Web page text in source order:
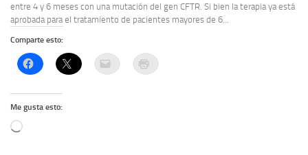
entre 4 y 6 meses con una mutación del gen CFTR. Si bien la terapia ya está
aprobada para el tratamiento de pacientes mayores de 6...
Comparte esto:
Me gusta esto:
Cargando...